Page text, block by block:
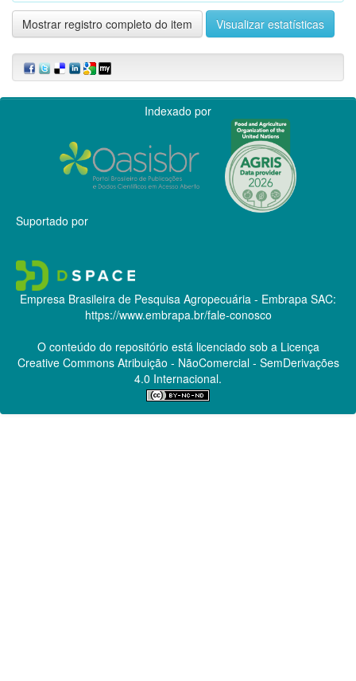
Mostrar registro completo do item Visualizar estatísticas
Indexado por
Suportado por
Empresa Brasileira de Pesquisa Agropecuária - Embrapa SAC:
https://www.embrapa.br/fale-conosco
O conteúdo do repositório está licenciado sob a Licença
Creative CommonsAtribuição - NãoComercial - SemDerivações
4.0 Internacional.